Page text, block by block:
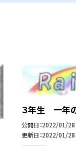
３年生 一年
公開日 2022/01/28
更新日 2022/01/28